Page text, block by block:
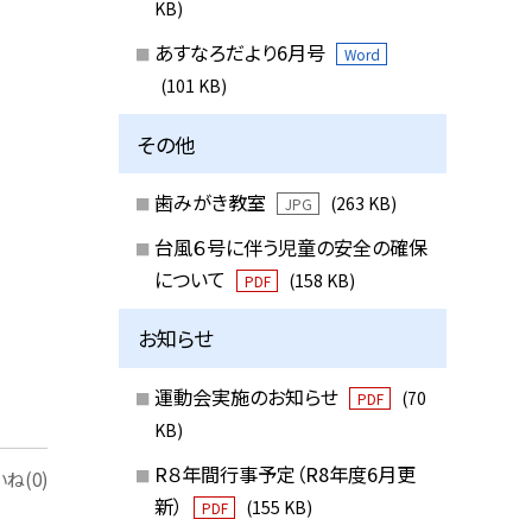
ね(0)
KB)
あすなろだより6月号 Word
(101 KB)
その他
歯みがき教室 JPG (263 KB)
台風６号に伴う児童の安全の確保
について
PDF (158 KB)
お知らせ
運動会実施のお知らせ PDF
(70
KB)
R８年間行事予定（R8年度6月更
新）
PDF (155 KB)